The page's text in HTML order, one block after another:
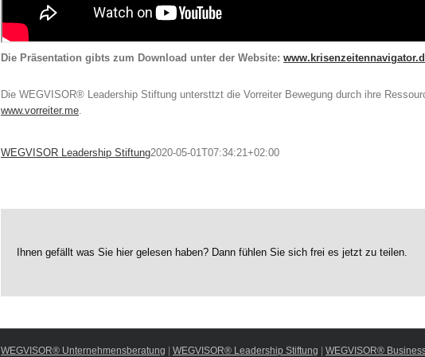
Die Präsentation gibts zum Download unter der Website:
Die WEGVISOR® Leadership Stiftung untersttzt die Vorreiter Bewegung durch ihre
www.vorreiter.me.
WEGVISOR Leadership Stiftung2020-05-01T07:34:21+02:00
Ihnen gefällt was Sie hier gelesen haben? Dann fühlen Sie sich frei es jetzt zu teilen.
WEGVISOR® Unternehmensberatung WEGVISOR® Leadership Stiftung WEGVISOR®